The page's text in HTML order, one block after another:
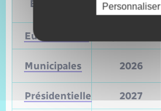
Élections
vote
Européennes
Municipales 2026
Présidentielle 2027
Personnaliser